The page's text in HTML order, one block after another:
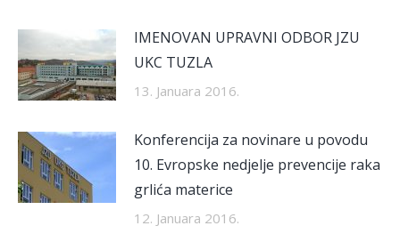
IMENOVAN UPRAVNI ODBOR JZU
UKC TUZLA
13. Januara 2016.
Konferencija za novinare u povodu
10. Evropske nedjelje prevencije raka
grlića materice
12. Januara 2016.